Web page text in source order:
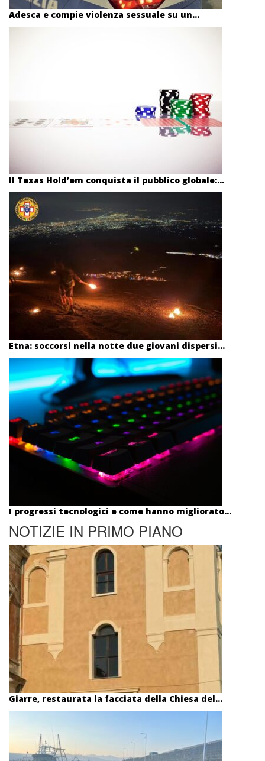
Adesca e compie violenza sessuale su un...
Il Texas Hold’em conquista il pubblico globale:...
Etna: soccorsi nella notte due giovani dispersi...
I progressi tecnologici e come hanno migliorato...
NOTIZIE IN PRIMO PIANO
Giarre, restaurata la facciata della Chiesa del...